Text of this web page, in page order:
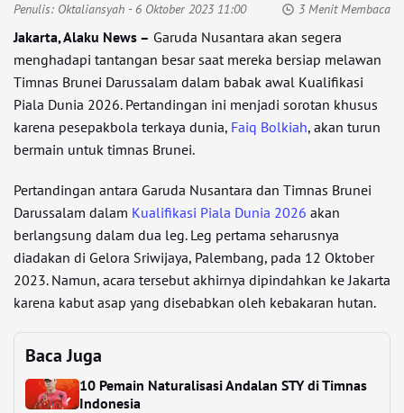
Penulis: Oktaliansyah - 6 Oktober 2023 11:00 3 Menit Membaca
Jakarta, Alaku News – Garuda Nusantara akan segera
menghadapi tantangan besar saat mereka bersiap melawan
Timnas Brunei Darussalam dalam babak awal Kualifikasi
Piala Dunia 2026. Pertandingan ini menjadi sorotan khusus
karena pesepakbola terkaya dunia, Faiq Bolkiah, akan turun
bermain untuk timnas Brunei.
Pertandingan antara Garuda Nusantara dan Timnas Brunei
Darussalam dalam Kualifikasi Piala Dunia 2026 akan
berlangsung dalam dua leg. Leg pertama seharusnya
diadakan di Gelora Sriwijaya, Palembang, pada 12 Oktober
2023. Namun, acara tersebut akhirnya dipindahkan ke Jakarta
karena kabut asap yang disebabkan oleh kebakaran hutan.
Baca Juga
10 Pemain Naturalisasi Andalan STY di Timnas
Indonesia